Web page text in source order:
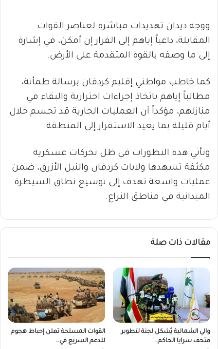
ووجه ديدان تهديدات مباشرة لعناصر القوات
المقابلة، داعياً إياهم إلى الفرار إن أمكن، في إشارة
إلى ما وصفه بالقوة المتقدمة على الأرض.
كما خاطب مواطني إقليم كردفان برسالة طمأنة،
مطالباً إياهم باتخاذ إجراءات احترازية والبقاء في
منازلهم، مؤكداً أن العمليات الجارية قد تحسم خلال
أيام قليلة بما يعيد الاستقرار إلى المنطقة.
وتأتي هذه التطورات في ظل تحركات عسكرية
مكثفة تشهدها ولايات كردفان والنيل الأزرق، ضمن
عمليات واسعة تهدف إلى توسيع نطاق السيطرة
الميدانية في مناطق النزاع.
مقالات ذات صلة
والي الشمالية يُشكل لجنة لتطوير
متحف سرايا الحاكم…
القوات المسلحة تعلن إحباط هجوم
للدعم السريع في…